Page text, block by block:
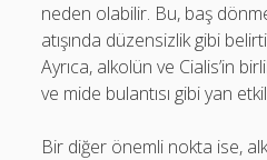
neden olabilir. Bu, baş
atışında düzensizlik gibi
Ayrıca, alkolün ve Cialis’in
ve mide bulantısı gibi yan
Bir diğer önemli nokta ise,